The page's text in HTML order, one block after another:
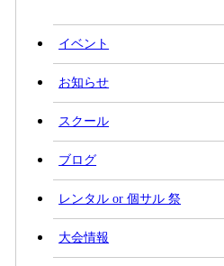
イベント
お知らせ
スクール
ブログ
レンタル or 個サル 祭
大会情報